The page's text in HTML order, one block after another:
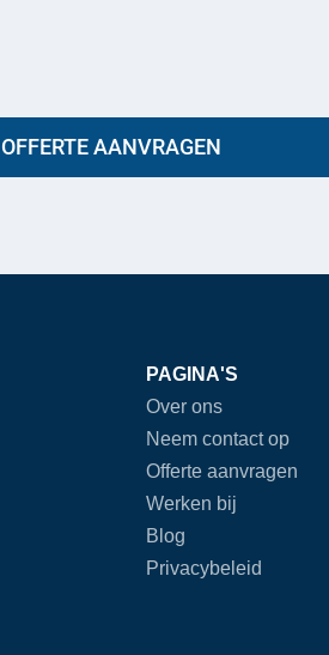
OFFERTE AANVRAGEN
PAGINA'S
Over ons
Neem contact op
Offerte aanvragen
Werken bij
Blog
Privacybeleid